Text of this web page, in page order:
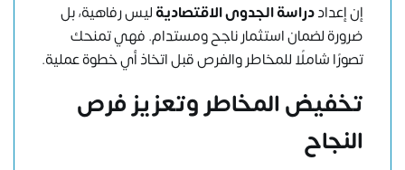
إن إعداددراسة الجدوى الاقتصاديةليس رفاهية، بل
ضرورة لضمان استثمار ناجح ومستدام. فهي تمنحك
تصورًا شاملًا للمخاطر والفرص قبل اتخاذ أي خطوة عملية.
تخفيض المخاطر وتعزيز فرص
النجاح